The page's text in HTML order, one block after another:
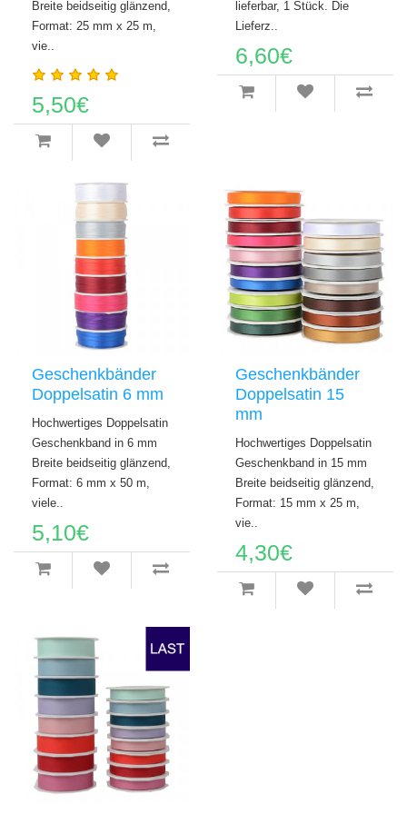
Breite beidseitig glänzend,
Format: 25 mm x 25 m,
vie..
5,50€
lieferbar, 1 Stück. Die
Lieferz..
6,60€
Geschenkbänder
Doppelsatin 6 mm
Hochwertiges Doppelsatin
Geschenkband in 6 mm
Breite beidseitig glänzend,
Format: 6 mm x 50 m,
viele..
5,10€
Geschenkbänder
Doppelsatin 15
mm
Hochwertiges Doppelsatin
Geschenkband in 15 mm
Breite beidseitig glänzend,
Format: 15 mm x 25 m,
vie..
4,30€